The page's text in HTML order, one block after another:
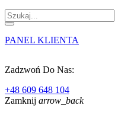
PANEL KLIENTA
Zadzwoń Do Nas:
+48 609 648 104
Zamknij arrow_back